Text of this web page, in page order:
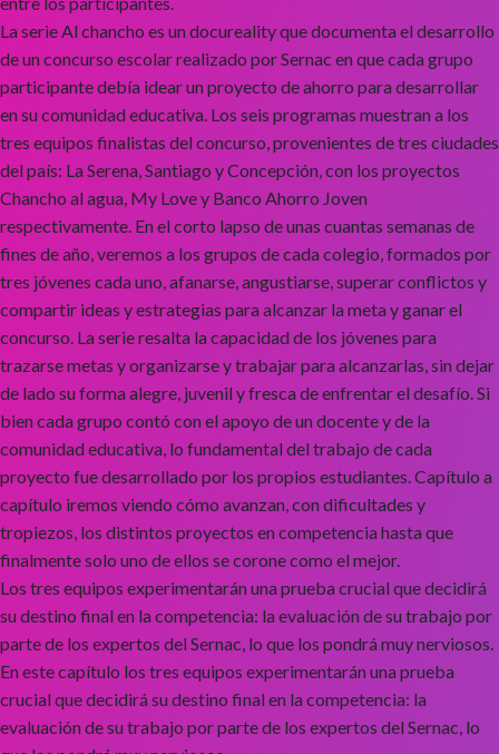
La serie Al chancho es un docureality que documenta el desarrollo
de un concurso escolar realizado por Sernac en que cada grupo
participante debía idear un proyecto de ahorro para desarrollar
en su comunidad educativa. Los seis programas muestran a los
tres equipos finalistas del concurso, provenientes de tres ciudades
del país: La Serena, Santiago y Concepción, con los proyectos
Chancho al agua, My Love y Banco Ahorro Joven
respectivamente. En el corto lapso de unas cuantas semanas de
fines de año, veremos a los grupos de cada colegio, formados por
tres jóvenes cada uno, afanarse, angustiarse, superar conflictos y
compartir ideas y estrategias para alcanzar la meta y ganar el
concurso. La serie resalta la capacidad de los jóvenes para
trazarse metas y organizarse y trabajar para alcanzarlas, sin dejar
de lado su forma alegre, juvenil y fresca de enfrentar el desafío. Si
bien cada grupo contó con el apoyo de un docente y de la
comunidad educativa, lo fundamental del trabajo de cada
proyecto fue desarrollado por los propios estudiantes. Capítulo a
capítulo iremos viendo cómo avanzan, con dificultades y
tropiezos, los distintos proyectos en competencia hasta que
finalmente solo uno de ellos se corone como el mejor.
Los tres equipos experimentarán una prueba crucial que decidirá
su destino final en la competencia: la evaluación de su trabajo por
parte de los expertos del Sernac, lo que los pondrá muy nerviosos.
En este capítulo los tres equipos experimentarán una prueba
crucial que decidirá su destino final en la competencia: la
evaluación de su trabajo por parte de los expertos del Sernac, lo